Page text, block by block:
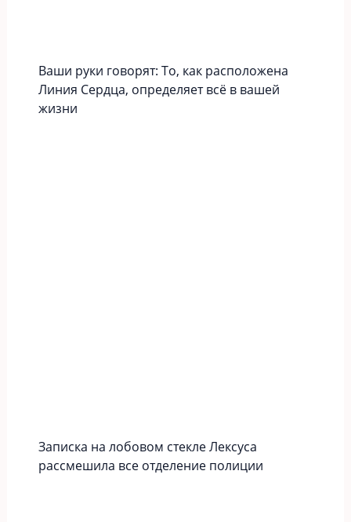
Ваши руки говорят: То, как расположена
Линия Сердца, определяет всё в вашей
жизни
Записка на лобовом стекле Лексуса
рассмешила все отделение полиции